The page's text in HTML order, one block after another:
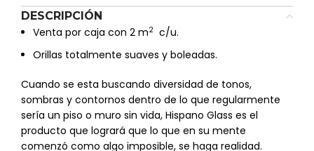
DESCRIPCIÓN
Venta por caja con 2 m2 c/u.
Orillas totalmente suaves y boleadas.
Cuando se esta buscando diversidad de tonos,
sombras y contornos dentro de lo que regularmente
sería un piso o muro sin vida, Hispano Glass es el
producto que logrará que lo que en su mente
comenzó como algo imposible, se haga realidad.